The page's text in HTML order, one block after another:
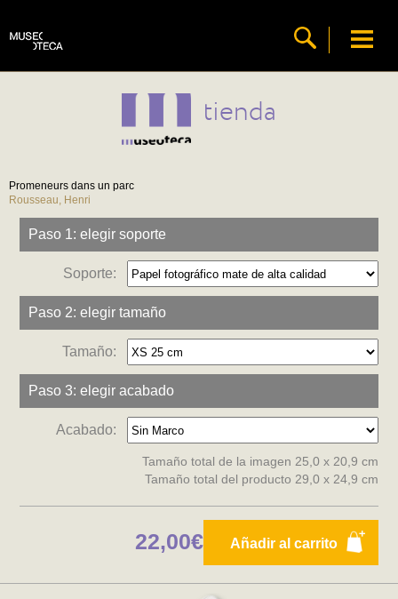
tienda
Promeneurs dans un parc
Rousseau, Henri
Paso 1: elegir soporte
Soporte:
Paso 2: elegir tamaño
Tamaño:
Paso 3: elegir acabado
Acabado:
Tamaño total de la imagen 25,0 x 20,9 cm
Tamaño total del producto 29,0 x 24,9 cm
Añadir al carrito
22,00€